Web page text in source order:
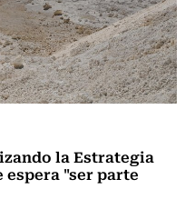
la Estrategia
"ser parte